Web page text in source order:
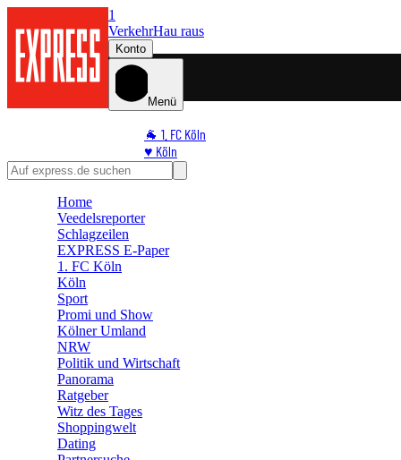
1
VerkehrHau raus
Konto
Menü
🐐 1. FC Köln
♥️ Köln
⭐ Promi
🛒 Shoppingwelt
Home
Veedelsreporter
Schlagzeilen
EXPRESS E-Paper
1. FC Köln
Köln
Sport
Promi und Show
Kölner Umland
NRW
Politik und Wirtschaft
Panorama
Ratgeber
Witz des Tages
Shoppingwelt
Dating